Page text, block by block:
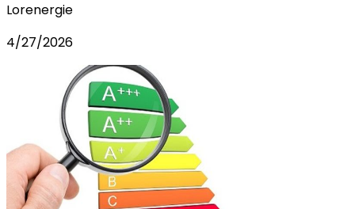
Lorenergie
4/27/2026